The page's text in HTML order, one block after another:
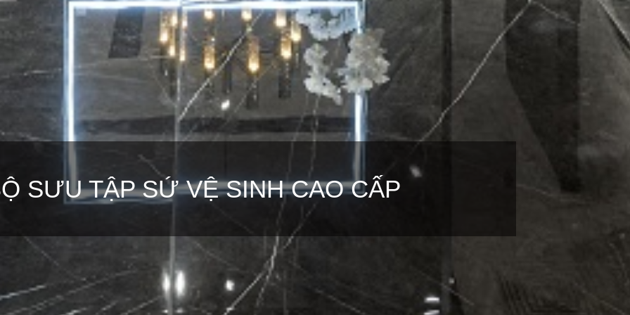
SƯU TẬP SỨ VỆ SINH CAO CẤP